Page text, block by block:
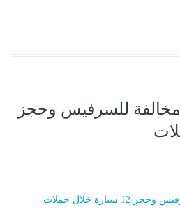
الجيزة: ضبط 347 مخالفة للسرفيس وحجز